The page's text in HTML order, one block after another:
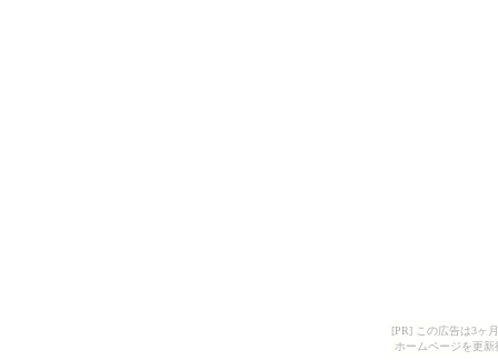
[PR] この広告は3ヶ
ホームページを更